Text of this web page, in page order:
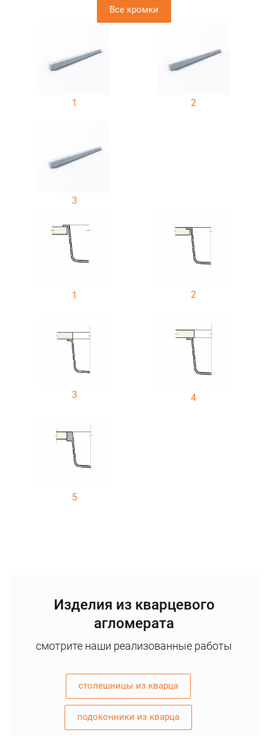
Все кромки
1 2
3
1 2
3 4
5
Изделия из кварцевого
агломерата
смотрите наши реализованные работы
столешницы из кварца
подоконники из кварца